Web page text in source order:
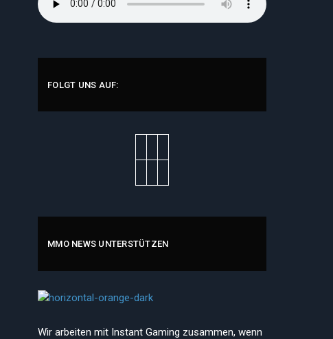
FOLGT UNS AUF:
MMO NEWS UNTERSTÜTZEN
Wir arbeiten mit Instant Gaming zusammen, wenn